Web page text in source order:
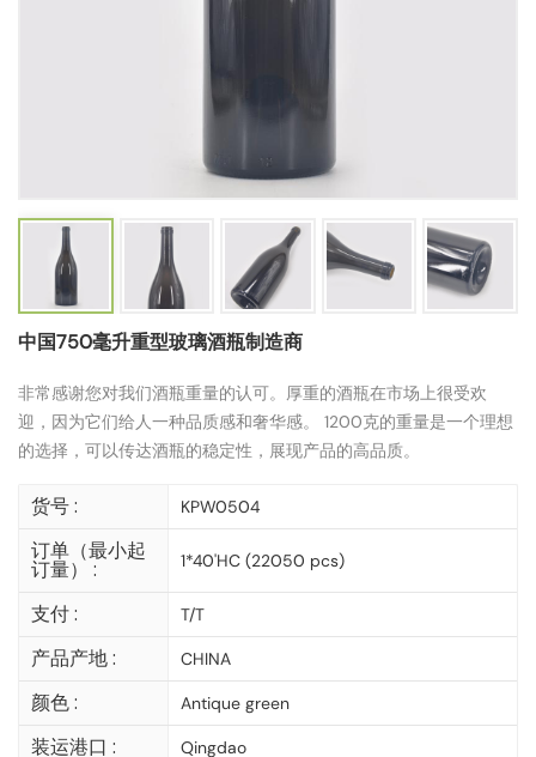
中国750毫升重型玻璃酒瓶制造商
非常感谢您对我们酒瓶重量的认可。厚重的酒瓶在市场上很受欢
迎，因为它们给人一种品质感和奢华感。 1200克的重量是一个理想
的选择，可以传达酒瓶的稳定性，展现产品的高品质。
货号 : KPW0504
订单（最小起
订量） : 1*40'HC (22050 pcs)
支付 : T/T
产品产地 : CHINA
颜色 : Antique green
装运港口 : Qingdao